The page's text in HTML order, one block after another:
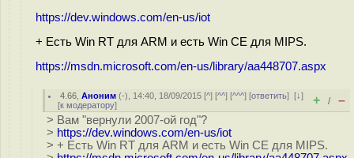
https://dev.windows.com/en-us/iot
+ Есть Win RT для ARM и есть Win CE для MIPS.
https://msdn.microsoft.com/en-us/library/aa448707.aspx
4.66 ,Аноним (-), 14:40, 18/09/2015 [^] [^^] [^^^] [ответить][↓]
[к модератору] + / –
> Вам "вернули 2007-ой год"?
> https://dev.windows.com/en-us/iot
> + Есть Win RT для ARM и есть Win CE для MIPS.